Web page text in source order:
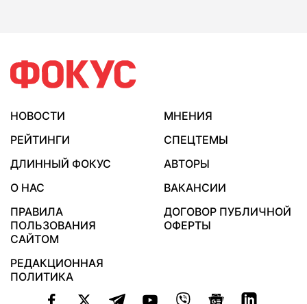
НОВОСТИ
МНЕНИЯ
РЕЙТИНГИ
СПЕЦТЕМЫ
ДЛИННЫЙ ФОКУС
АВТОРЫ
О НАС
ВАКАНСИИ
ПРАВИЛА
ПОЛЬЗОВАНИЯ
САЙТОМ
ДОГОВОР ПУБЛИЧНОЙ
ОФЕРТЫ
РЕДАКЦИОННАЯ
ПОЛИТИКА